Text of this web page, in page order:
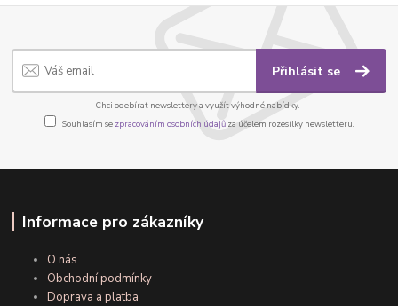
Přihlásit se
Chci odebírat newslettery a využít výhodné nabídky.
Souhlasím se zpracováním osobních údajůza účelem rozesílky newsletteru.
Informace pro zákazníky
O nás
Obchodní podmínky
Doprava a platba